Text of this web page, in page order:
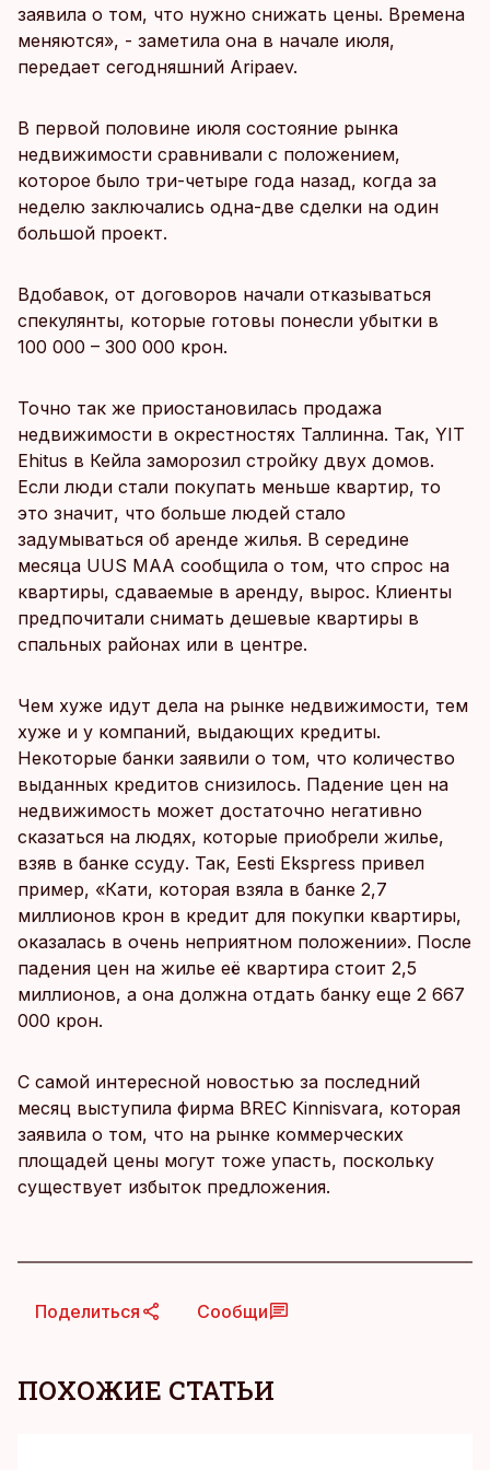
заявила о том, что нужно снижать цены. Времена
меняются», - заметила она в начале июля,
передает сегодняшний Aripaev.
В первой половине июля состояние рынка
недвижимости сравнивали с положением,
которое было три-четыре года назад, когда за
неделю заключались одна-две сделки на один
большой проект.
Вдобавок, от договоров начали отказываться
спекулянты, которые готовы понесли убытки в
100 000 – 300 000 крон.
Точно так же приостановилась продажа
недвижимости в окрестностях Таллинна. Так, YIT
Ehitus в Кейла заморозил стройку двух домов.
Если люди стали покупать меньше квартир, то
это значит, что больше людей стало
задумываться об аренде жилья. В середине
месяца UUS MAA сообщила о том, что спрос на
квартиры, сдаваемые в аренду, вырос. Клиенты
предпочитали снимать дешевые квартиры в
спальных районах или в центре.
Чем хуже идут дела на рынке недвижимости, тем
хуже и у компаний, выдающих кредиты.
Некоторые банки заявили о том, что количество
выданных кредитов снизилось. Падение цен на
недвижимость может достаточно негативно
сказаться на людях, которые приобрели жилье,
взяв в банке ссуду. Так, Eesti Ekspress привел
пример, «Кати, которая взяла в банке 2,7
миллионов крон в кредит для покупки квартиры,
оказалась в очень неприятном положении». После
падения цен на жилье её квартира стоит 2,5
миллионов, а она должна отдать банку еще 2 667
000 крон.
С самой интересной новостью за последний
месяц выступила фирма BREC Kinnisvara, которая
заявила о том, что на рынке коммерческих
площадей цены могут тоже упасть, поскольку
существует избыток предложения.
Поделиться Сообщи
ПОХОЖИЕ СТАТЬИ